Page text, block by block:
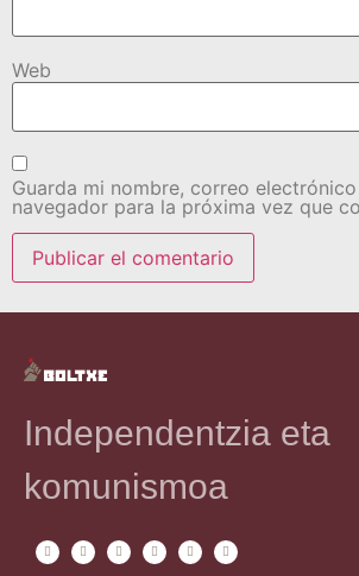
Web
Guarda mi nombre, correo
navegador para la próxima vez que
Independentzia eta
komunismoa